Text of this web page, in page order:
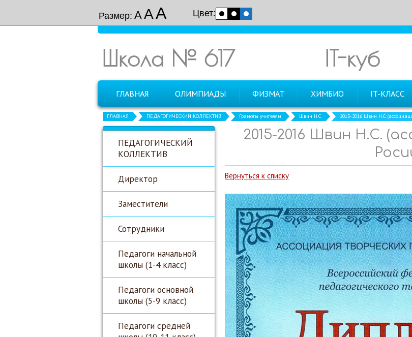
Размер: ААА Цвет:
Школа № 617 IT-куб
ГЛАВНАЯ ОЛИМПИАДЫ ФИЗМАТ ХИМБИО IT-КЛАСС
ГЛАВНАЯ ПЕДАГОГИЧЕСКИЙ КОЛЛЕКТИВ Грамоты учителям Швин Н.С. 2015-2016 Швин Н.С.
ПЕДАГОГИЧЕСКИЙ
КОЛЛЕКТИВ
Директор
Заместители
Сотрудники
Педагоги начальной
школы (1-4 класс)
Педагоги основной
школы (5-9 класс)
Педагоги средней
2015-2016 Швин Н.С.
Вернуться к списку